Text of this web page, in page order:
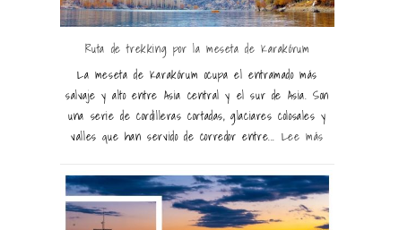
Ruta de trekking por la meseta de Karakórum
La meseta de Karakórum ocupa el entramado más
salvaje y alto entre Asia central y el sur de Asia. Son
una serie de cordilleras cortadas, glaciares colosales y
valles que han servido de corredor entre... Lee más